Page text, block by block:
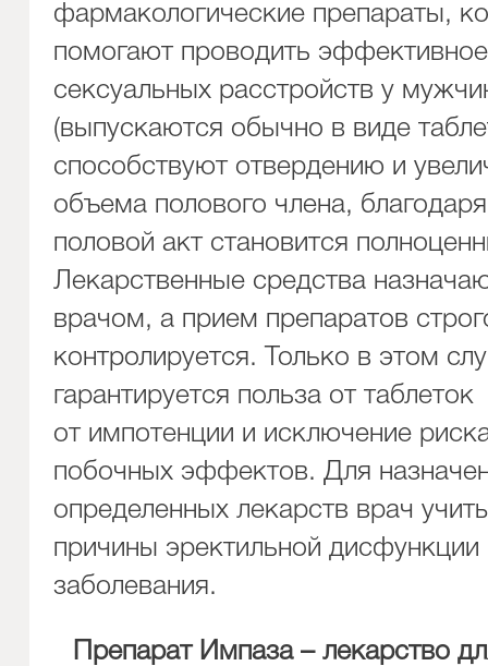
фармакологические препараты,
помогают проводить
сексуальных расстройств у
(выпускаются обычно в виде
способствуют отвердению и
объема полового члена,
половой акт становится
Лекарственные средства
врачом, а прием препаратов
контролируется. Только в этом
гарантируется польза от таблеток
от импотенции и исключение
побочных эффектов. Для
определенных лекарств врач
причины эректильной
заболевания.
Препарат Импаза – лекарство